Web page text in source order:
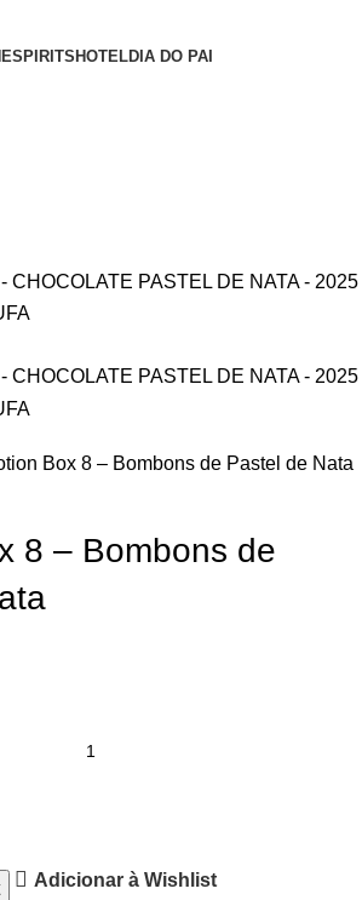
SPIRITS HOTELDIA DO PAI
Box 8 – Bombons de Pastel de Nata
8 – Bombons de
Adicionar à Wishlist